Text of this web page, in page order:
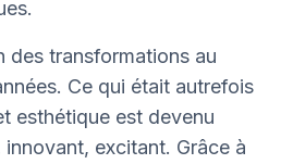
des transformations au
Ce qui était autrefois
esthétique est devenu
excitant. Grâce à